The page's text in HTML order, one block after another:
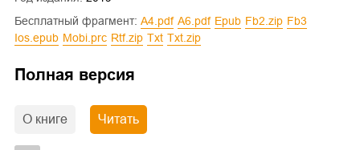
Бесплатный фрагмент:
a4.pdf a6.pdf epub fb2.zip
fb3
ios.epub
mobi.prc rtf.zip txt txt.zip
Полная версия
О книге Читать